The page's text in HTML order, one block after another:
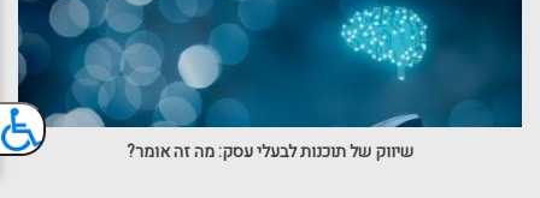
שיווק של תוכנות לבעלי עסק: מה זה אומר?